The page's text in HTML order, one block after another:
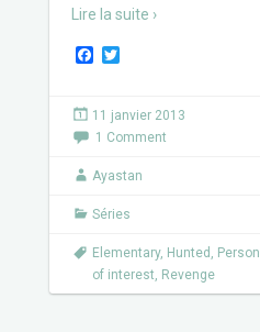
Lire la suite ›
F
e
b
o
k
t
e
11 janvier 2013
1 Comment
Ayastan
Séries
Elementary, Hunted , Person
of interest, Revenge